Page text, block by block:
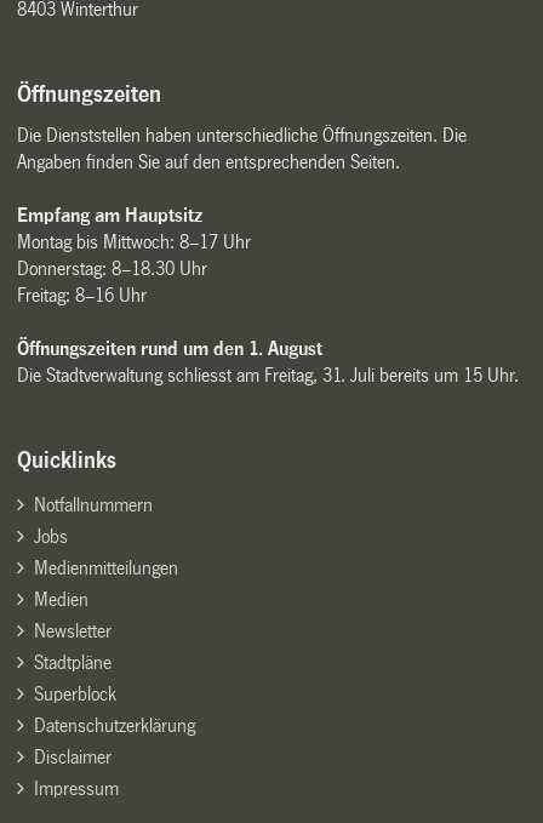
8403 Winterthur
Öffnungszeiten
Die Dienststellen haben unterschiedliche Öffnungszeiten. Die
Angaben finden Sie auf den entsprechenden Seiten.
Empfang am Hauptsitz
Montag bis Mittwoch: 8–17 Uhr
Donnerstag: 8–18.30 Uhr
Freitag: 8–16 Uhr
Öffnungszeiten rund um den 1. August
Die Stadtverwaltung schliesst am Freitag, 31. Juli bereits um 15 Uhr.
Quicklinks
Notfallnummern
Jobs
Medienmitteilungen
Medien
Newsletter
Stadtpläne
Superblock
Datenschutzerklärung
Disclaimer
Impressum